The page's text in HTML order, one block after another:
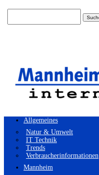
Allgemeines
Natur & Umwelt
IT Technik
Trends
Verbraucherinformationen
Mannheim